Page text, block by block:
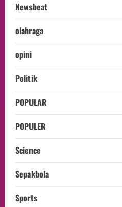
Newsbeat
olahraga
opini
Politik
POPULAR
POPULER
Science
Sepakbola
Sports